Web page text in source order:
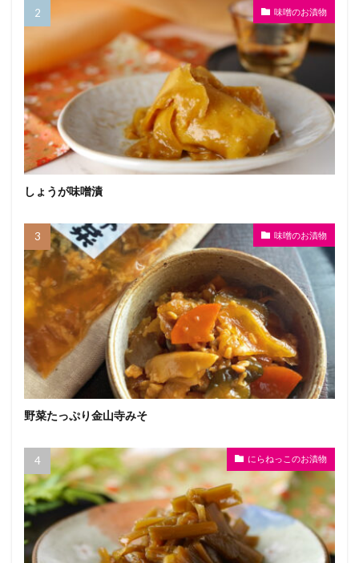
味噌のお漬物
しょうが味噌漬
味噌のお漬物
野菜たっぷり金山寺みそ
にらねっこのお漬物